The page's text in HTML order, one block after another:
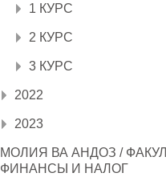
1 КУРС
2 КУРС
3 КУРС
2022
2023
МОЛИЯ ВА АНДОЗ /
ФИНАНСЫ И НАЛОГ